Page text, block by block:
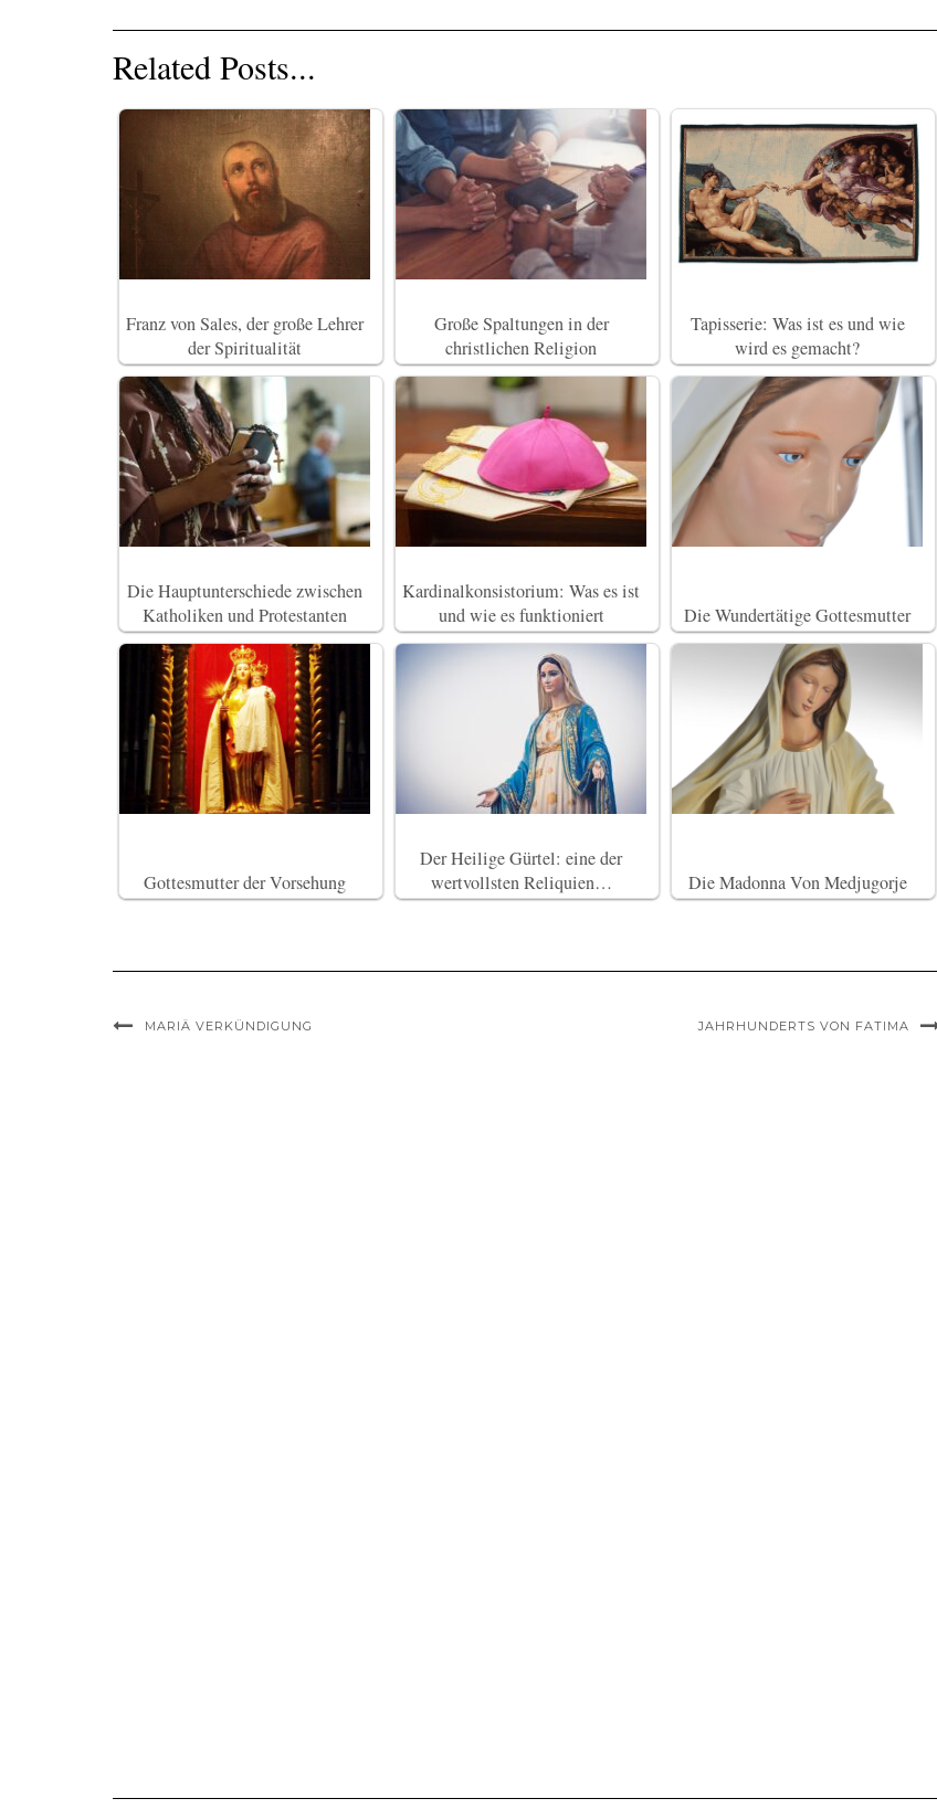
Related Posts...
Franz von Sales, der große Lehrer
der Spiritualität
Große Spaltungen in der
christlichen Religion
Tapisserie: Was ist es und wie
wird es gemacht?
Die Hauptunterschiede zwischen
Katholiken und Protestanten
Kardinalkonsistorium: Was es ist
und wie es funktioniert
Die Wundertätige Gottesmutter
Gottesmutter der Vorsehung
Der Heilige Gürtel: eine der
wertvollsten Reliquien…
Die Madonna Von Medjugorje
MARIÄ VERKÜNDIGUNG JAHRHUNDERTS VON FATIMA